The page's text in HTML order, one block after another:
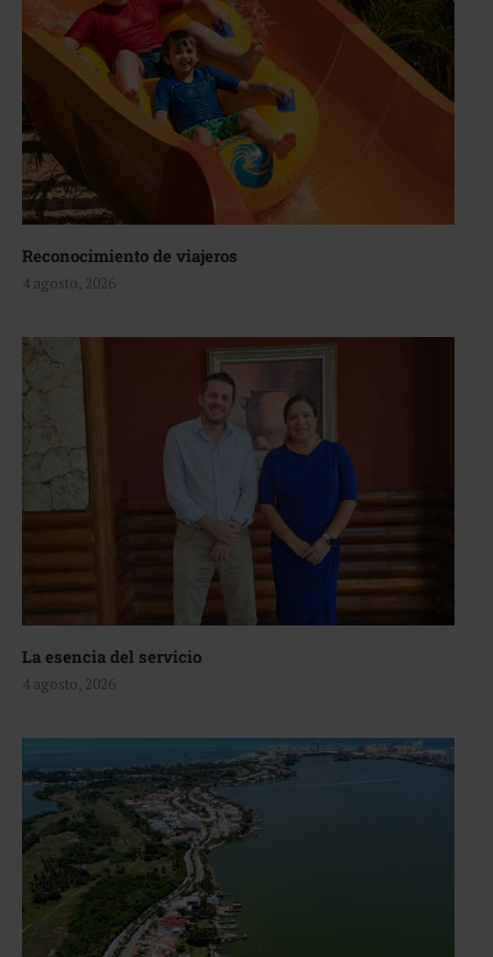
Reconocimiento de viajeros
4 agosto, 2026
La esencia del servicio
4 agosto, 2026